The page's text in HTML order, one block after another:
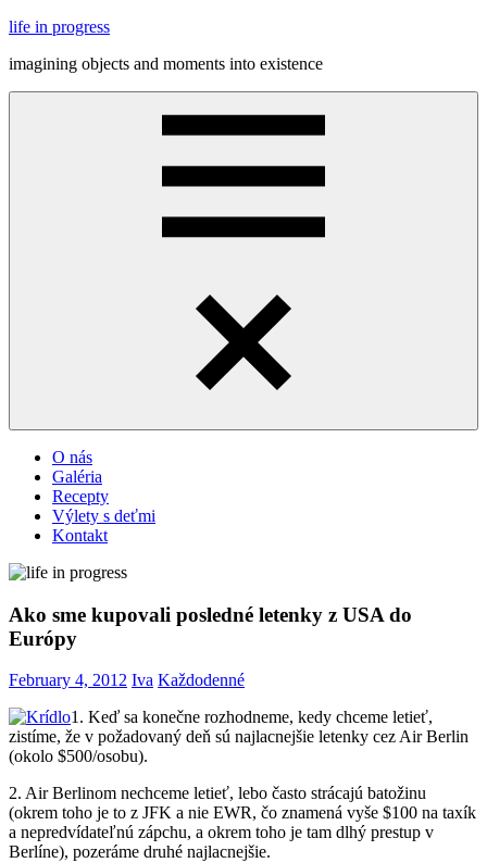
Skip
content
life in progress
imagining objects and moments into existence
O nás
Galéria
Recepty
Výlety s deťmi
Kontakt
Ako sme kupovali posledné letenky z USA do
Európy
February 4, 2012 Iva Každodenné
1. Keď sa konečne rozhodneme, kedy chceme letieť,
zistíme, že v požadovaný deň sú najlacnejšie letenky cez Air Berlin
(okolo $500/osobu).
2. Air Berlinom nechceme letieť, lebo často strácajú batožinu
(okrem toho je to z JFK a nie EWR, čo znamená vyše $100 na taxík
a nepredvídateľnú zápchu, a okrem toho je tam dlhý prestup v
Berlíne), pozeráme druhé najlacnejšie.